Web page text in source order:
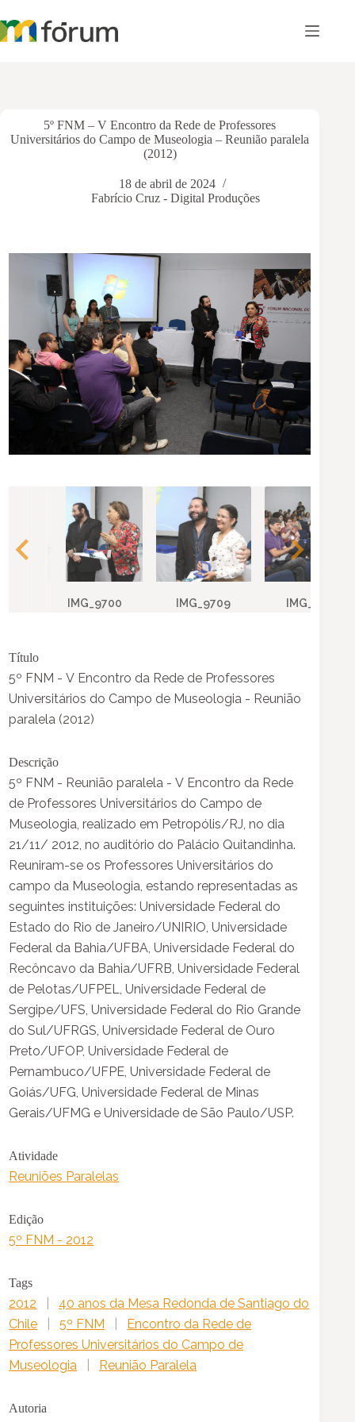
para
o
5º FNM – V Encontro da Rede de Professores
Universitários do Campo de Museologia – Reunião paralela
(2012)
18 de abril de 2024
Fabrício Cruz - Digital Produções
IMG_9700 IMG_9709 IMG_9711
Título
5º FNM - V Encontro da Rede de Professores
Universitários do Campo de Museologia - Reunião
paralela (2012)
Descrição
5º FNM - Reunião paralela - V Encontro da Rede
de Professores Universitários do Campo de
Museologia, realizado em Petropólis/RJ, no dia
21/11/ 2012, no auditório do Palácio Quitandinha.
Reuniram-se os Professores Universitários do
campo da Museologia, estando representadas as
seguintes instituições: Universidade Federal do
Estado do Rio de Janeiro/UNIRIO, Universidade
Federal da Bahia/UFBA, Universidade Federal do
Recôncavo da Bahia/UFRB, Universidade Federal
de Pelotas/UFPEL, Universidade Federal de
Sergipe/UFS, Universidade Federal do Rio Grande
do Sul/UFRGS, Universidade Federal de Ouro
Preto/UFOP, Universidade Federal de
Pernambuco/UFPE, Universidade Federal de
Goiás/UFG, Universidade Federal de Minas
Gerais/UFMG e Universidade de São Paulo/USP.
Atividade
Reuniões Paralelas
Edição
5º FNM - 2012
Tags
2012
40 anos da Mesa Redonda de Santiago do
Chile
5º FNM
Encontro da Rede de
Professores Universitários do Campo de
Museologia
Reunião Paralela
Autoria